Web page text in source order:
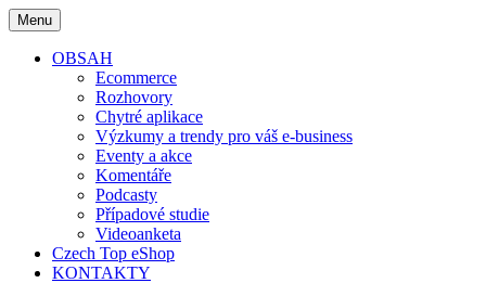
Skip
to
content
Menu
OBSAH
Ecommerce
Rozhovory
Chytré aplikace
Výzkumy a trendy pro váš e-business
Eventy a akce
Komentáře
Podcasty
Případové studie
Videoanketa
Czech Top eShop
KONTAKTY